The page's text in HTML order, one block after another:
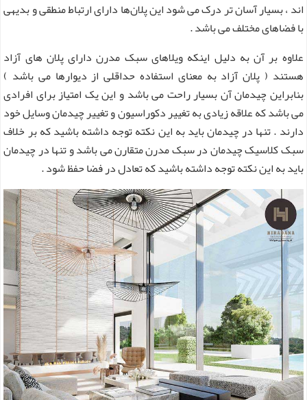
اند ، بسیار آسان تر درک می شود این پلان‌ها دارای ارتباط منطقی و بدیهی
با فضاهای مختلف می باشد .
علاوه بر آن به دلیل اینکه ویلاهای سبک مدرن دارای پلان های آزاد
هستند ( پلان آزاد به معنای استفاده حداقلی از دیوارها می باشد )
بنابراین چیدمان آن بسیار راحت می باشد و این یک امتیاز برای افرادی
می باشد که علاقه زیادی به تغییر دکوراسیون و تغییر چیدمان وسایل خود
دارند . تنها در چیدمان باید به این نکته توجه داشته باشید که بر خلاف
سبک کلاسیک چیدمان در سبک مدرن متقارن می باشد و تنها در چیدمان
باید به این نکته توجه داشته باشید که تعادل در فضا حفظ شود .